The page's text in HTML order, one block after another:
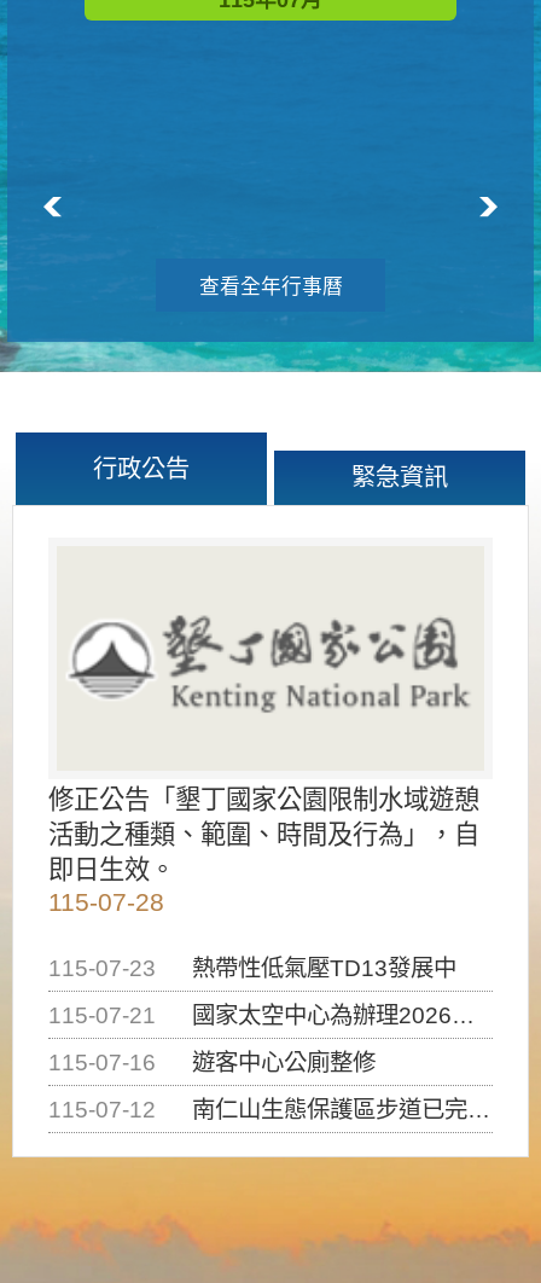
查看全年行事曆
行政公告 緊急資訊
修正公告「墾丁國家公園限制水域遊憩
活動之種類、範圍、時間及行為」，自
即日生效。
115-07-28
115-07-23
熱帶性低氣壓TD13發展中
115-07-21
國家太空中心為辦理2026台灣盃火箭競賽，陸、海、空域警戒及協調相關事宜，因颱風備案事宜
115-07-16
遊客中心公廁整修
115-07-12
南仁山生態保護區步道已完成修復，自115年7月13日（星期一）起恢復開放入園，歡迎民眾依規定申請入園....